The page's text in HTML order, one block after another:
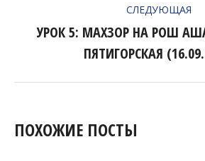
СЛЕДУЮЩАЯ
запись:
УРОК 5: МАХЗОР НА РОШ
ПЯТИГОРСКАЯ
ПОХОЖИЕ ПОСТЫ